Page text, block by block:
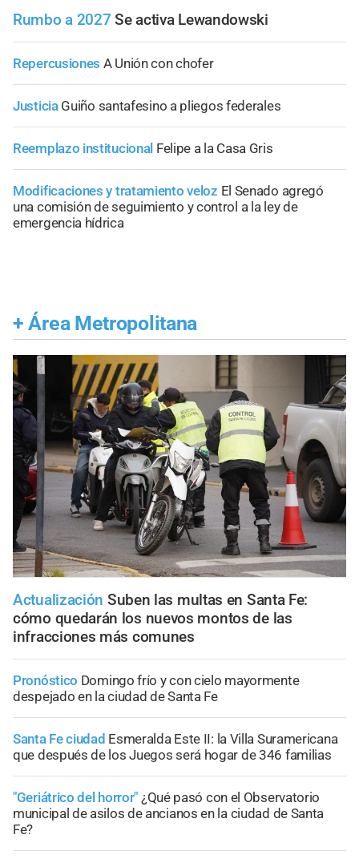
Rumbo a 2027 Se activa Lewandowski
Repercusiones A Unión con chofer
Justicia Guiño santafesino a pliegos federales
Reemplazo institucional Felipe a la Casa Gris
Modificaciones y tratamiento veloz El Senado agregó
una comisión de seguimiento y control a la ley de
emergencia hídrica
+ Área Metropolitana
Actualización Suben las multas en Santa Fe:
cómo quedarán los nuevos montos de las
infracciones más comunes
Pronóstico Domingo frío y con cielo mayormente
despejado en la ciudad de Santa Fe
Santa Fe ciudad Esmeralda Este II: la Villa Suramericana
que después de los Juegos será hogar de 346 familias
"Geriátrico del horror" ¿Qué pasó con el Observatorio
municipal de asilos de ancianos en la ciudad de Santa
Fe?